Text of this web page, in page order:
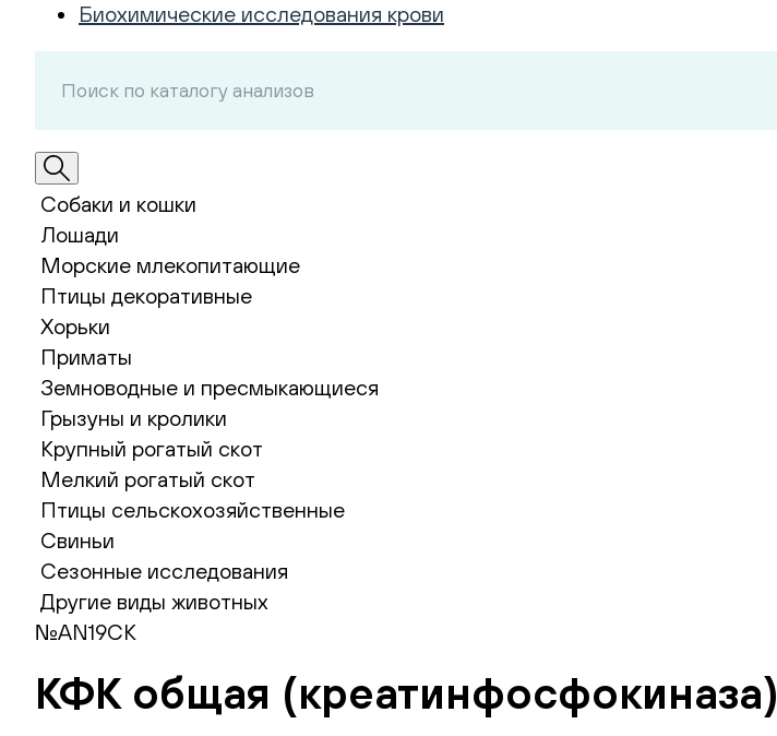
Биохимические исследования крови
Собаки и кошки
Лошади
Морские млекопитающие
Птицы декоративные
Хорьки
Приматы
Земноводные и пресмыкающиеся
Грызуны и кролики
Крупный рогатый скот
Мелкий рогатый скот
Птицы сельскохозяйственные
Свиньи
Сезонные исследования
Другие виды животных
№AN19CK
КФК общая (креатинфосфокиназа)